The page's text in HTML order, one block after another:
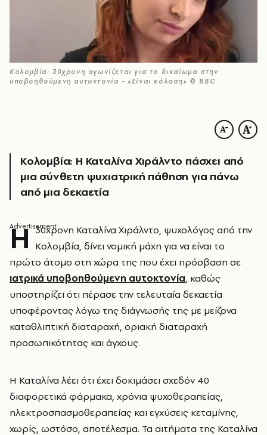
Κολομβία: 30χρονη αγωνίζεται για το δικαίωμα στην
υποβοηθούμενη αυτοκτονία - «Είναι κόλαση» © BBC
Κολομβία: Η Καταλίνα Χιράλντο πάσχει από
μια σύνθετη ψυχιατρική πάθηση για πάνω
από μια δεκαετία
Η 30χρονη Καταλίνα Χιράλντο, ψυχολόγος από την
Κολομβία, δίνει νομική μάχη για να είναι το
πρώτο άτομο στη χώρα της που έχει πρόσβαση σε
ιατρικά υποβοηθούμενη αυτοκτονία, καθώς
υποστηρίζει ότι πέρασε την τελευταία δεκαετία
υποφέροντας λόγω της διάγνωσής της με μείζονα
καταθλιπτική διαταραχή, οριακή διαταραχή
προσωπικότητας και άγχους.
Η Καταλίνα λέει ότι έχει δοκιμάσει σχεδόν 40
διαφορετικά φάρμακα, χρόνια ψυχοθεραπείας,
ηλεκτροσπασμοθεραπείας και εγχύσεις κεταμίνης,
χωρίς, ωστόσο, αποτέλεσμα. Τα αιτήματα της Καταλίνα